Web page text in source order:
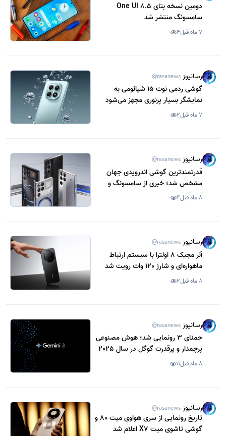
دومین نسخه بتای One UI 8.5
سامسونگ منتشر شد
7 ماه قبل 4
رسانیوز @rasanews
گوشی ردمی نوت 15 شیائومی به
نمایشگر بسیار پرنوری مجهز می‌شود
7 ماه قبل 2
رسانیوز @rasanews
قدرتمندترین گوشی اندرویدی جهان
مشخص شد؛ خبری از سامسونگ و
شیائومی نیست
8 ماه قبل 4
رسانیوز @rasanews
آنر مجیک 8 اولترا با سیستم ارتباط
ماهواره‌ای و شارژ 120 وات رویت شد
8 ماه قبل 2
رسانیوز @rasanews
جمنای 3 رونمایی شد؛ هوش مصنوعی
پرچمدار و پرقدرت گوگل در سال 2025
8 ماه قبل 11
رسانیوز @rasanews
تاریخ رونمایی از سری هواوی میت 80 و
گوشی تاشوی میت X7 اعلام شد